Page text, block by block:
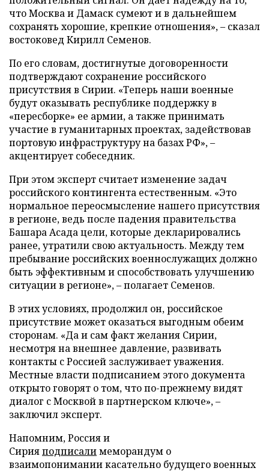
что Москва и Дамаск сумеют и в дальнейшем
сохранять хорошие, крепкие отношения», – сказал
востоковед Кирилл Семенов.
По его словам, достигнутые договоренности
подтверждают сохранение российского
присутствия в Сирии. «Теперь наши военные
будут оказывать республике поддержку в
«пересборке» ее армии, а также принимать
участие в гуманитарных проектах, задействовав
портовую инфраструктуру на базах РФ», –
акцентирует собеседник.
При этом эксперт считает изменение задач
российского контингента естественным. «Это
нормальное переосмысление нашего присутствия
в регионе, ведь после падения правительства
Башара Асада цели, которые декларировались
ранее, утратили свою актуальность. Между тем
пребывание российских военнослужащих должно
быть эффективным и способствовать улучшению
ситуации в регионе», – полагает Семенов.
В этих условиях, продолжил он, российское
присутствие может оказаться выгодным обеим
сторонам. «Да и сам факт желания Сирии,
несмотря на внешнее давление, развивать
контакты с Россией заслуживает уважения.
Местные власти подписанием этого документа
открыто говорят о том, что по-прежнему видят
диалог с Москвой в партнерском ключе», –
заключил эксперт.
Напомним, Россия и
Сирияподписалимеморандум о
взаимопонимании касательно будущего военных